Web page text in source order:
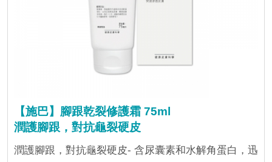
【施巴】腳跟乾裂修護霜 75ml
潤護腳跟，對抗龜裂硬皮
潤護腳跟，對抗龜裂硬皮- 含尿囊素和水解角蛋白，迅